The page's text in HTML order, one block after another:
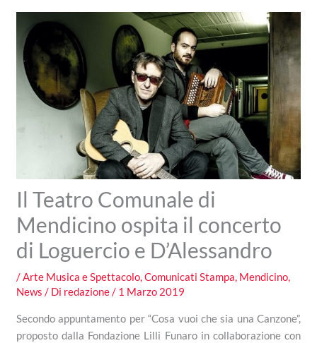
Il Teatro Comunale di
Mendicino ospita il concerto
di Loguercio e D’Alessandro
/Arte Musica e Spettacolo,Comunicati Stampa, Mendicino,
News / Di redazione/ 1 Marzo 2019
Secondo appuntamento per “Cosa vuoi che sia una Canzone”,
proposto dalla Fondazione Lilli Funaro in collaborazione con